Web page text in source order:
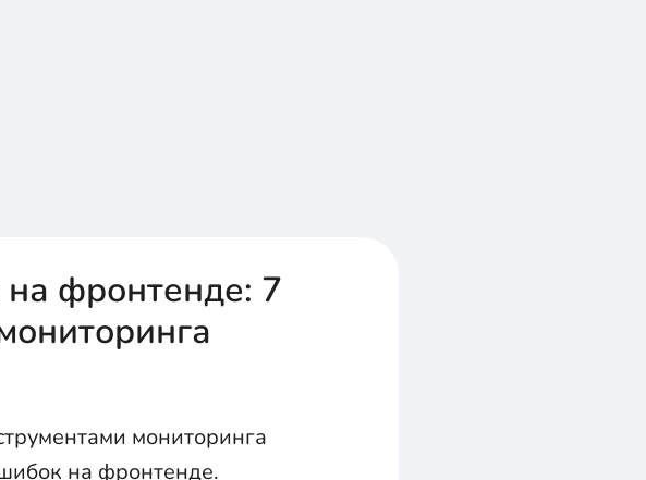
фронтенде: 7
мониторинга
на фронтенде.